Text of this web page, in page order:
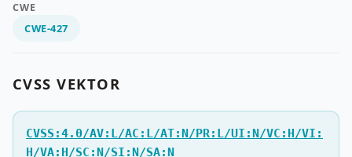
CWE
CWE-427
CVSS VEKTOR
CVSS:4.0/AV:L/AC:L/AT:N/PR:L/UI:N/VC:H/VI:
H/VA:H/SC:N/SI:N/SA:N